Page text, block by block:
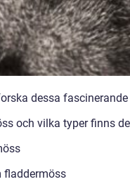
dessa fascinerande
och vilka typer finns
fladdermöss